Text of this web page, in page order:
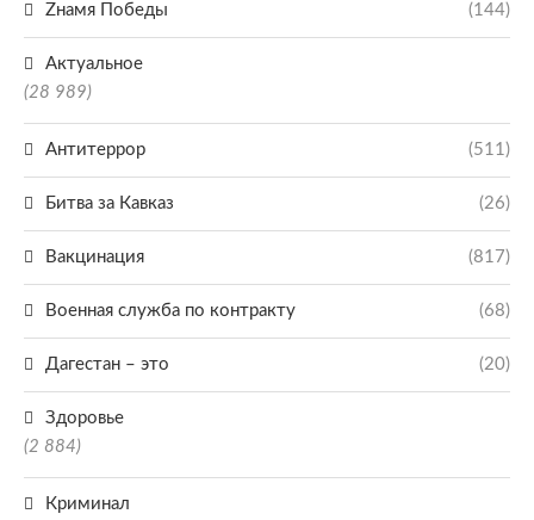
Zнамя Победы (144)
Актуальное
(28 989)
Антитеррор (511)
Битва за Кавказ (26)
Вакцинация (817)
Военная служба по контракту (68)
Дагестан – это (20)
Здоровье
(2 884)
Криминал